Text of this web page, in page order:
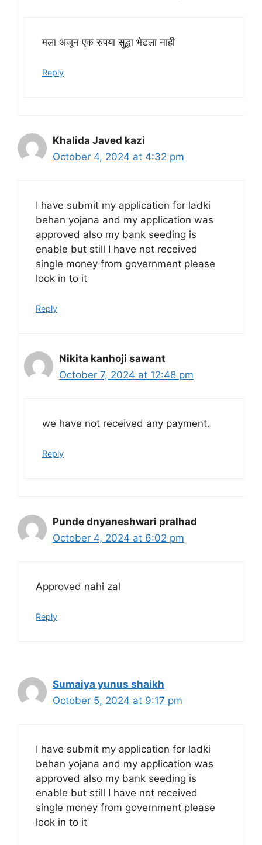
मला अजून एक रुपया सुद्धा भेटला नाही
Reply
Khalida Javed kazi
October 4, 2024 at 4:32 pm
I have submit my application for ladki
behan yojana and my application was
approved also my bank seeding is
enable but still I have not received
single money from government please
look in to it
Reply
Nikita kanhoji sawant
October 7, 2024 at 12:48 pm
we have not received any payment.
Reply
Punde dnyaneshwari pralhad
October 4, 2024 at 6:02 pm
Approved nahi zal
Reply
Sumaiya yunus shaikh
October 5, 2024 at 9:17 pm
I have submit my application for ladki
behan yojana and my application was
approved also my bank seeding is
enable but still I have not received
single money from government please
look in to it